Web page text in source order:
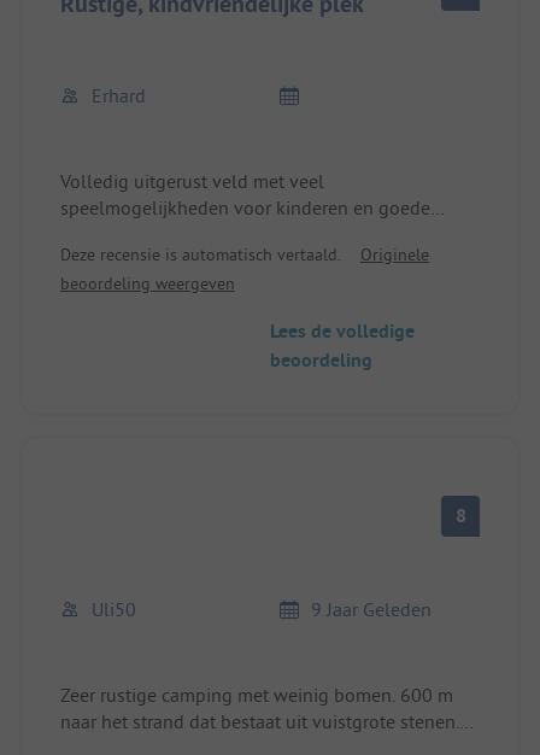
Erhard
Volledig uitgerust veld met veel
speelmogelijkheden voor kinderen en goede
Deze recensie is automatisch vertaald.
Originele
beoordeling weergeven
Lees de volledige
beoordeling
8
Uli50 9 Jaar Geleden
Zeer rustige camping met weinig bomen. 600 m
naar het strand dat bestaat uit vuistgrote stenen.